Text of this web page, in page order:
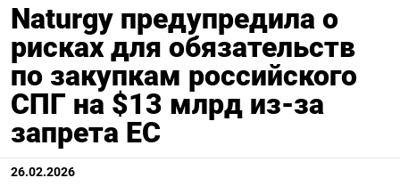
Naturgy предупредила о
рисках для обязательств
по закупкам российского
СПГ на $13 млрд из‑за
запрета ЕС
26.02.2026